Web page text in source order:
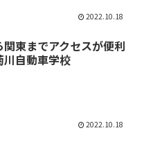
2022.10.18
関東までアクセスが便利
川自動車学校
2022.10.18